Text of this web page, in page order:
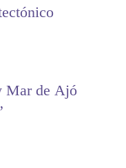
Mar de Ajó